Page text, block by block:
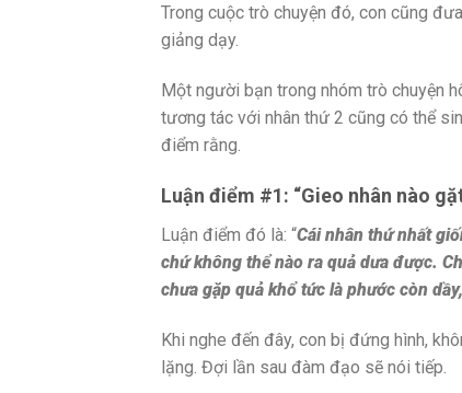
Trong cuộc trò chuyện đó, con cũng
giảng dạy.
Một người bạn trong nhóm trò chuyện
tương tác với nhân thứ 2 cũng có thể
điểm rằng.
Luận điểm #1: “Gieo nhân nào
Luận điểm đó là: “Cái nhân thứ nhất
chứ không thể nào ra quả dưa được.
chưa gặp quả khổ tức là phước còn
Khi nghe đến đây, con bị đứng hình,
lặng. Đợi lần sau đàm đạo sẽ nói tiếp.